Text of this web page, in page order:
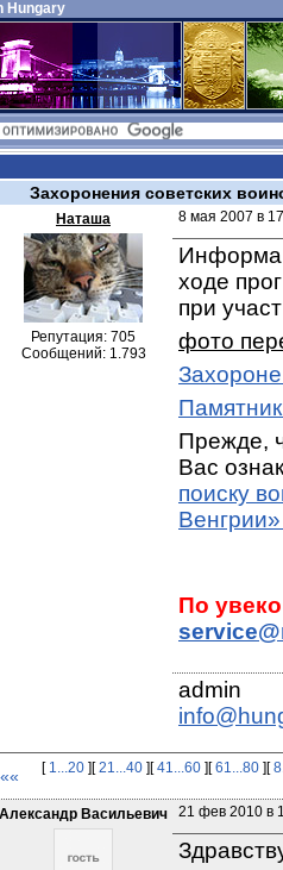
Hungary
Захоронения советских
Наташа
Репутация: 705
Сообщений: 1.793
8 мая 2007 в
ходе
при
фото
Прежде,
Вас
поиску
«« [ 1...20 ][21...40 ][41...60 ][61...80 ][
Александр Васильевич 21 фев 2010 в